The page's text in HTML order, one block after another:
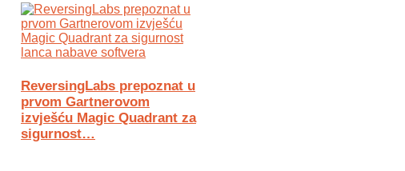
ReversingLabs prepoznat u
prvom Gartnerovom
izvješću Magic Quadrant za
sigurnost…